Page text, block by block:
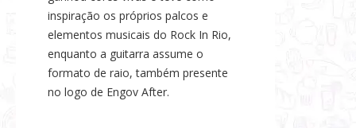
inspiração os próprios palcos e
elementos musicais do Rock In Rio,
enquanto a guitarra assume o
formato de raio, também presente
no logo de Engov After.